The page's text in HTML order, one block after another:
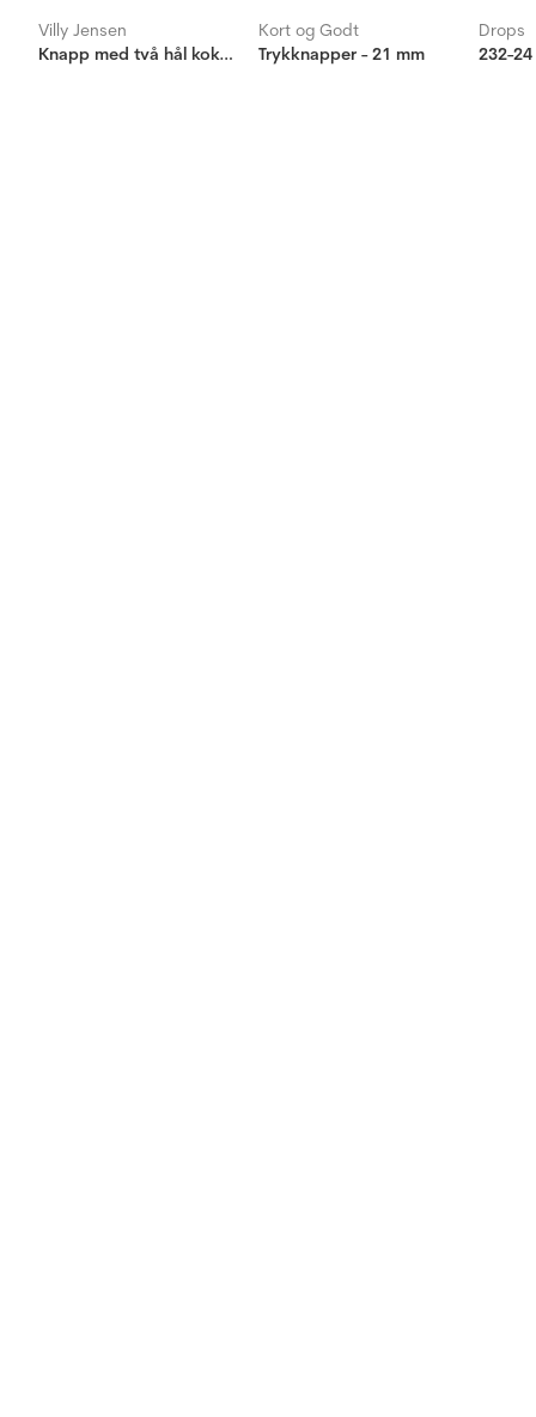
Villy Jensen
Knapp med två hål kokos ljus blå, 20mm
Kort og Godt
Trykknapper - 21 mm
Drops